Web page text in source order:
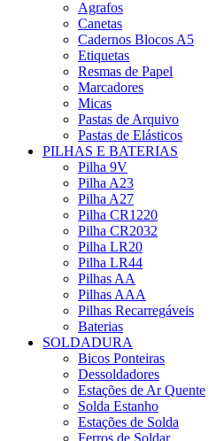
Agrafos
Canetas
Cadernos Blocos A5
Etiquetas
Resmas de Papel
Marcadores
Micas
Pastas de Arquivo
Pastas de Elásticos
PILHAS E BATERIAS
Pilha 9V
Pilha A23
Pilha A27
Pilha CR1220
Pilha CR2032
Pilha LR20
Pilha LR44
Pilhas AA
Pilhas AAA
Pilhas Recarregáveis
Baterias
SOLDADURA
Bicos Ponteiras
Dessoldadores
Estações de Ar Quente
Solda Estanho
Estações de Solda